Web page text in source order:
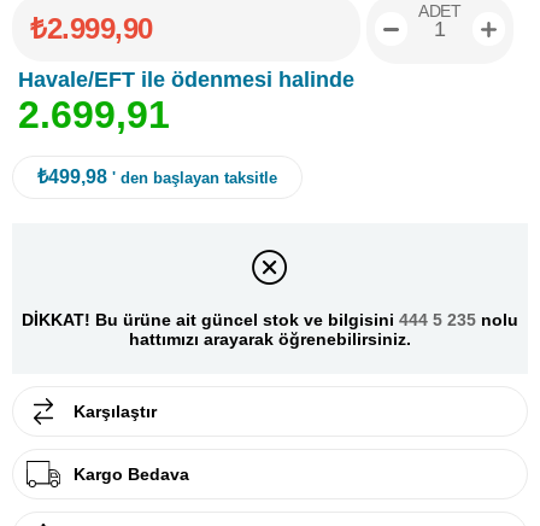
₺2.999,90
Havale/EFT ile ödenmesi halinde
2.699,91
ADET
₺499,98 ' den başlayan taksitle
DİKKAT! Bu ürüne ait güncel stok ve bilgisini 444 5 235 nolu
hattımızı arayarak öğrenebilirsiniz.
Karşılaştır
Kargo Bedava